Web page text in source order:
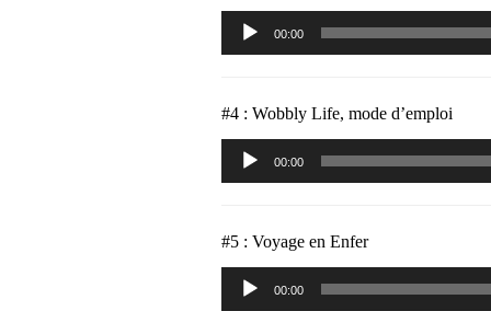
Lecteur
audio
00:00
#4 : Wobbly Life, mode d’emploi
Lecteur
audio
00:00
#5 : Voyage en Enfer
Lecteur
audio
00:00